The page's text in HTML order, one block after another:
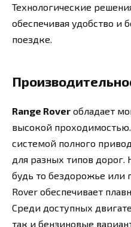
Технологические
обеспечивая удобство и
поездке.
Range Rover обладает
высокой
системой полного
для разных типов дорог.
будь то бездорожье или
Rover обеспечивает
Среди доступных
так и бензиновые